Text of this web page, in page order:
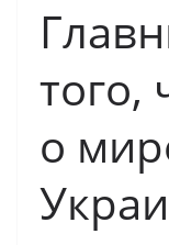
того,
о